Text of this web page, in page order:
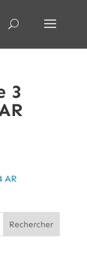
3
AR